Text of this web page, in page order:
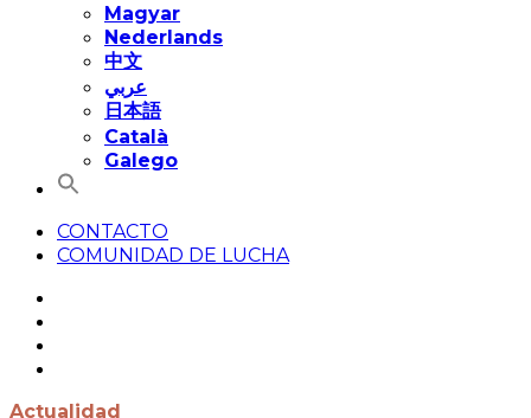
Magyar
Nederlands
中文
عربي
日本語
Català
Galego
CONTACTO
COMUNIDAD DE LUCHA
Actualidad